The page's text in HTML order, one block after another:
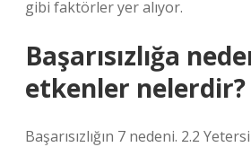
gibi faktörler yer alıyor.
Başarısızlığa
etkenler nelerdir?
Başarısızlığın 7 nedeni. 2.2